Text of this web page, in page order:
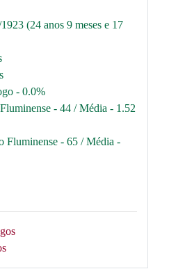
(24 anos 9 meses e 17
- 0.0%
- 44 / Média - 1.52
Fluminense - 65 / Média -